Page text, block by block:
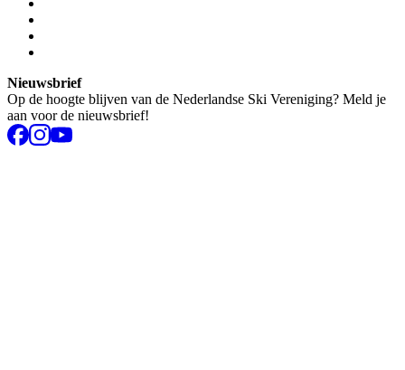
Nieuwsbrief
Op de hoogte blijven van de Nederlandse Ski Vereniging? Meld je
aan voor de nieuwsbrief!